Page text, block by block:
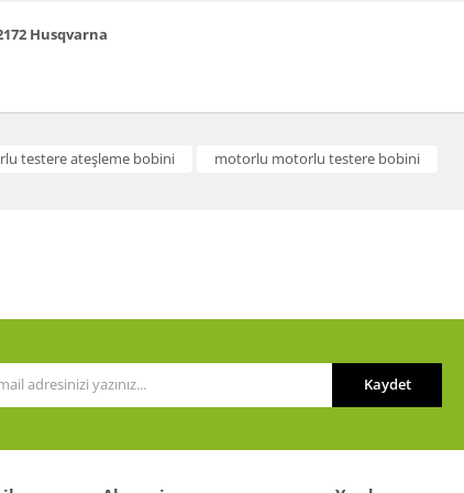
Husqvarna
testere ateşleme bobini motorlu motorlu testere bobini
Kaydet